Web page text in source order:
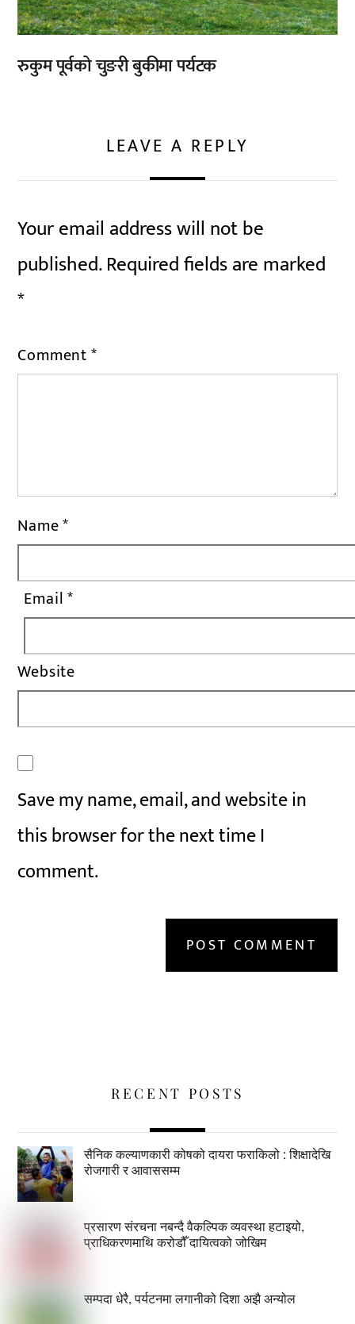
रुकुम पूर्वको चुङरी बुकीमा पर्यटक
LEAVE A REPLY
Your email address will not be
published.Required fields are marked
*
Comment*
Name*
Email*
Website
Save my name, email, and website in
this browser for the next time I
comment.
RECENT POSTS
सैनिक कल्याणकारी कोषको दायरा फराकिलो : शिक्षादेखि
रोजगारी र आवाससम्म
प्रसारण संरचना नबन्दै वैकल्पिक व्यवस्था हटाइयो,
प्राधिकरणमाथि करोडौँ दायित्वको जोखिम
सम्पदा धेरै, पर्यटनमा लगानीको दिशा अझै अन्योल